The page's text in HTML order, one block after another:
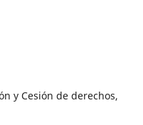
y Cesión de derechos,